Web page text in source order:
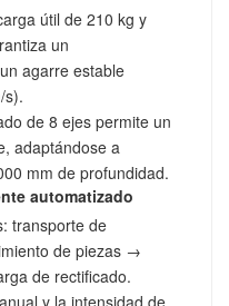
útil de 210 kg y
un
agarre estable
de 8 ejes permite un
adaptándose a
mm de profundidad.
automatizado
transporte de
de piezas →
de rectificado.
y la intensidad de